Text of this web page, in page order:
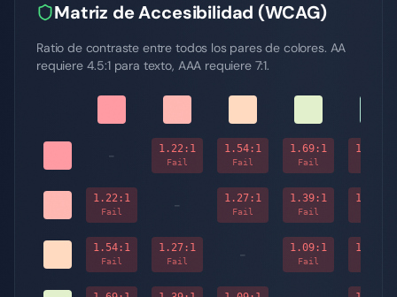
Matriz de Accesibilidad (WCAG)
Ratio de contraste entre todos los pares de colores. AA
requiere 4.5:1 para texto, AAA requiere 7:1.
- 1.22:1
Fail
1.54:1
Fail
1.69:1
Fail
1.51
1.22:1
Fail - 1.27:1
Fail
1.39:1
Fail
1.24
1.54:1
Fail
1.27:1
Fail - 1.09:1
Fail
1.02